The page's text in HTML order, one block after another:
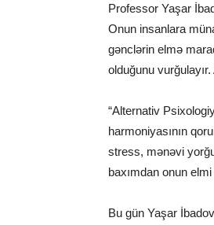
Professor Yaşar
Onun insanlara
gənclərin elmə
olduğunu
“Alternativ
harmoniyasının
stress, mənəvi
baxımdan onun
Bu gün Yaşar İbadov